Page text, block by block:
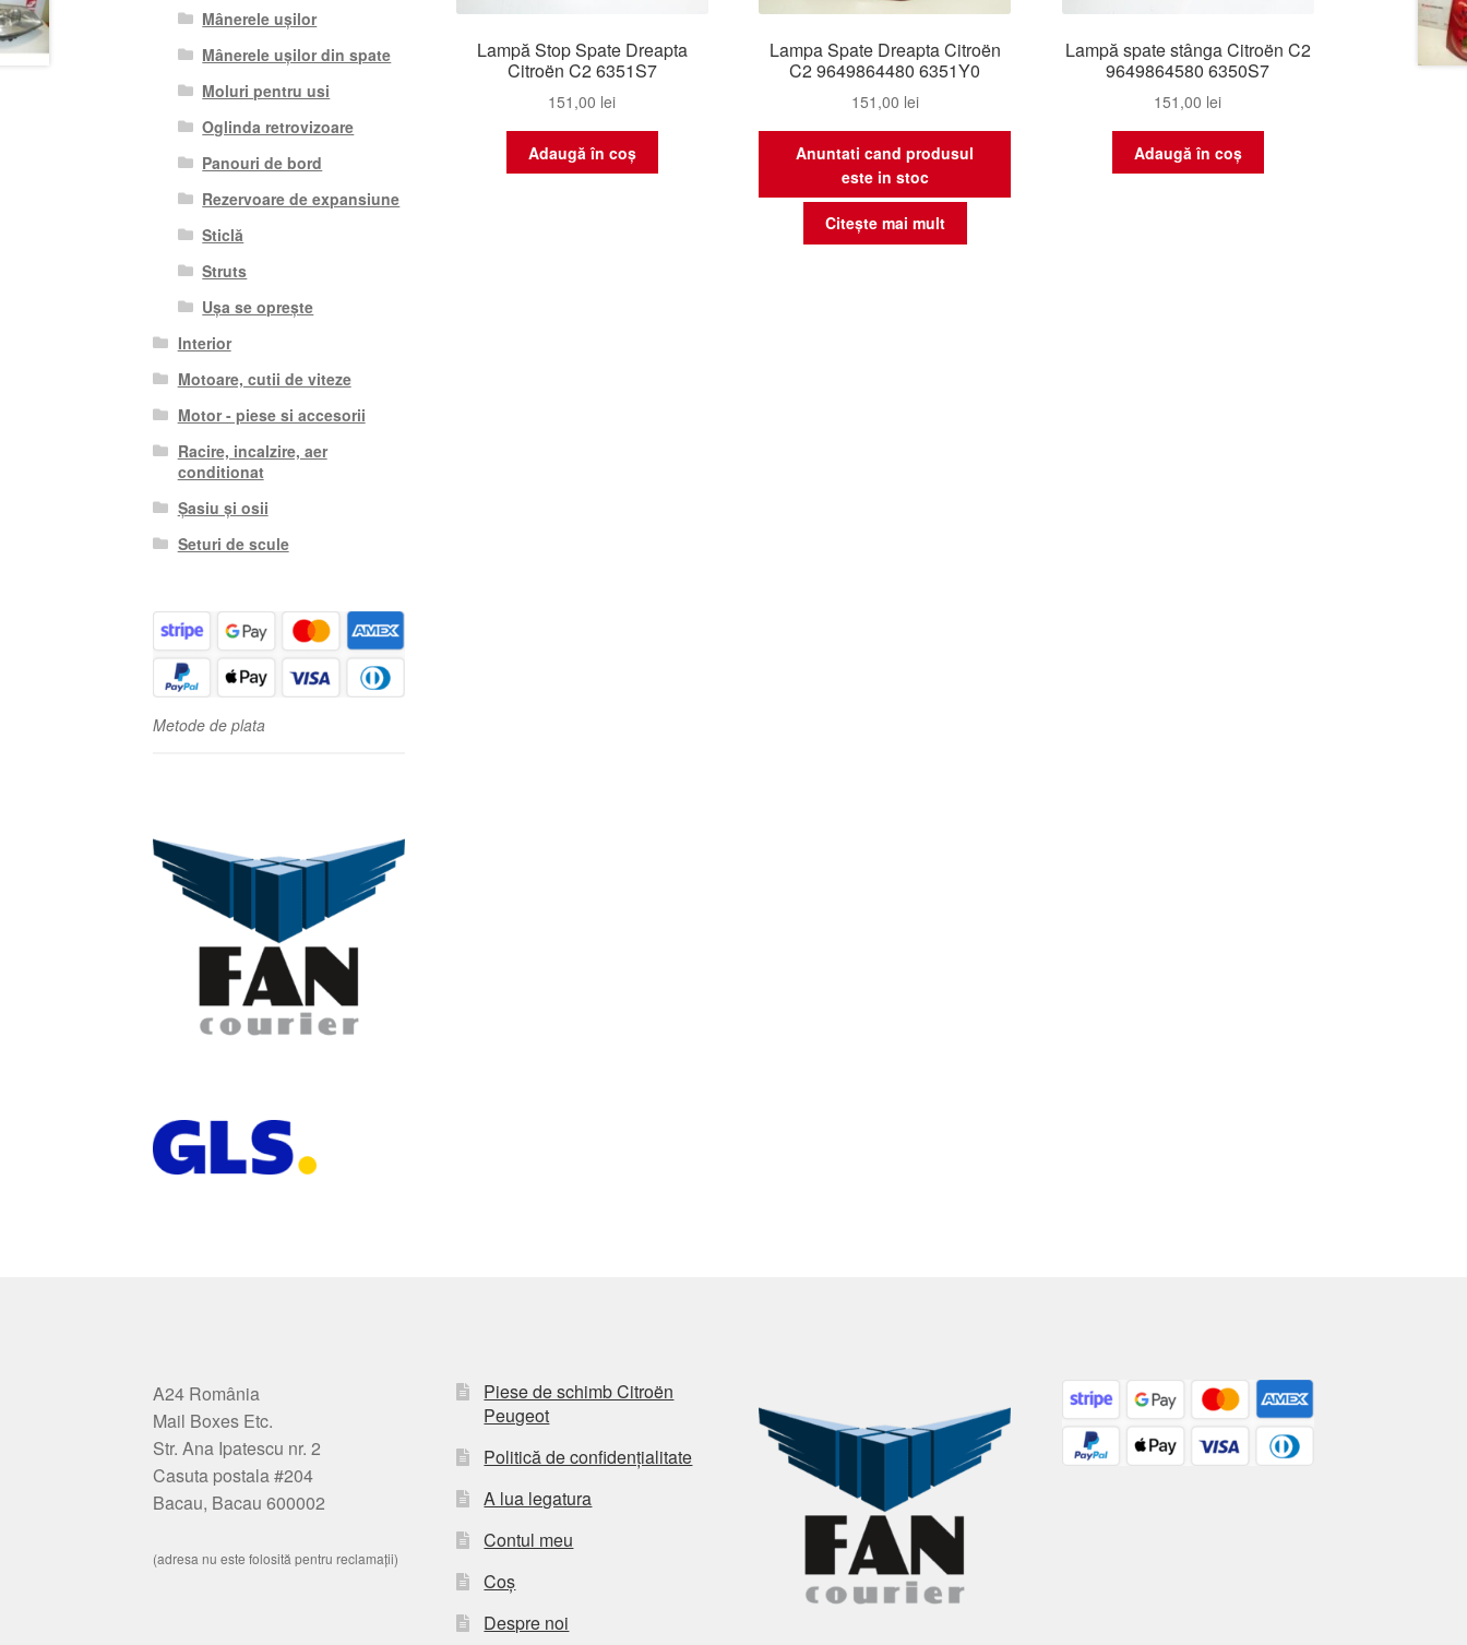
Lampă Stop Spate Dreapta
Citroën C2 6351S7
151,00 lei
Adaugă în coș
Lampa Spate Dreapta Citroën
C2 9649864480 6351Y0
151,00 lei
Anuntati cand produsul
este in stoc
Citește mai mult
Lampă spate stânga Citroën C2
9649864580 6350S7
151,00 lei
Adaugă în coș
Mânerele ușilor
Mânerele ușilor din spate
Moluri pentru usi
Oglinda retrovizoare
Panouri de bord
Rezervoare de expansiune
Sticlă
Struts
Ușa se oprește
Interior
Motoare, cutii de viteze
Motor - piese si accesorii
Racire, incalzire, aer
conditionat
Șasiu și osii
Seturi de scule
Metode de plata
A24 România
Mail Boxes Etc.
Str. Ana Ipatescu nr. 2
Casuta postala #204
Bacau, Bacau 600002
(adresa nu este folosită pentru reclamații)
Piese de schimb Citroën
Peugeot
Politică de confidențialitate
A lua legatura
Contul meu
Coș
Despre noi